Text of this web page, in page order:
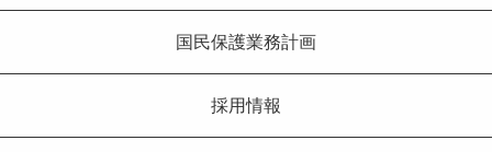
国民保護業務計画
採用情報